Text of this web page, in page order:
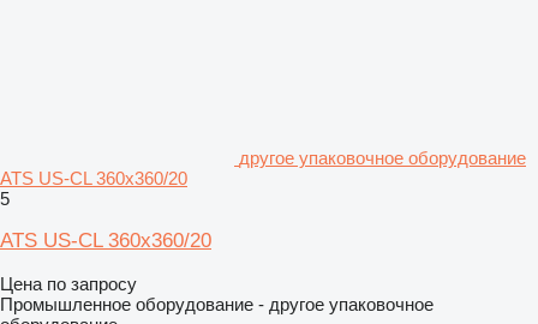
другое упаковочное оборудование
ATS US-CL 360x360/20
5
ATS US-CL 360x360/20
Цена по запросу
Промышленное оборудование - другое упаковочное